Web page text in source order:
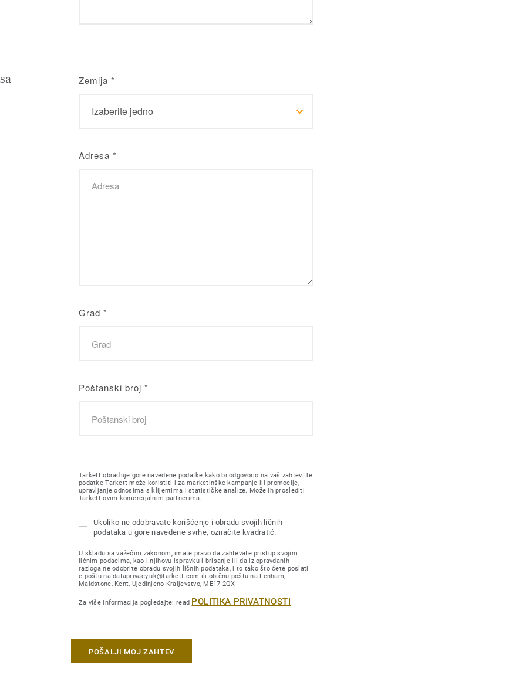
Zemlja *
Adresa *
Grad *
Poštanski broj *
Tarkett obrađuje gore navedene podatke kako bi odgovorio na vaš zahtev. Te
podatke Tarkett može koristiti i za marketinške kampanje ili promocije,
upravljanje odnosima s klijentima i statističke analize. Može ih proslediti
Tarkett-ovim komercijalnim partnerima.
Ukoliko ne odobravate korišćenje i obradu svojih ličnih
podataka u gore navedene svrhe, označite kvadratić.
U skladu sa važećim zakonom, imate pravo da zahtevate pristup svojim
ličnim podacima, kao i njihovu ispravku i brisanje ili da iz opravdanih
razloga ne odobrite obradu svojih ličnih podataka, i to tako što ćete poslati
e-poštu na dataprivacy.uk@tarkett.com ili običnu poštu na Lenham,
Maidstone, Kent, Ujedinjeno Kraljevstvo, ME17 2QX
Za više informacija pogledajte: read POLITIKA PRIVATNOSTI
POŠALJI MOJ ZAHTEV